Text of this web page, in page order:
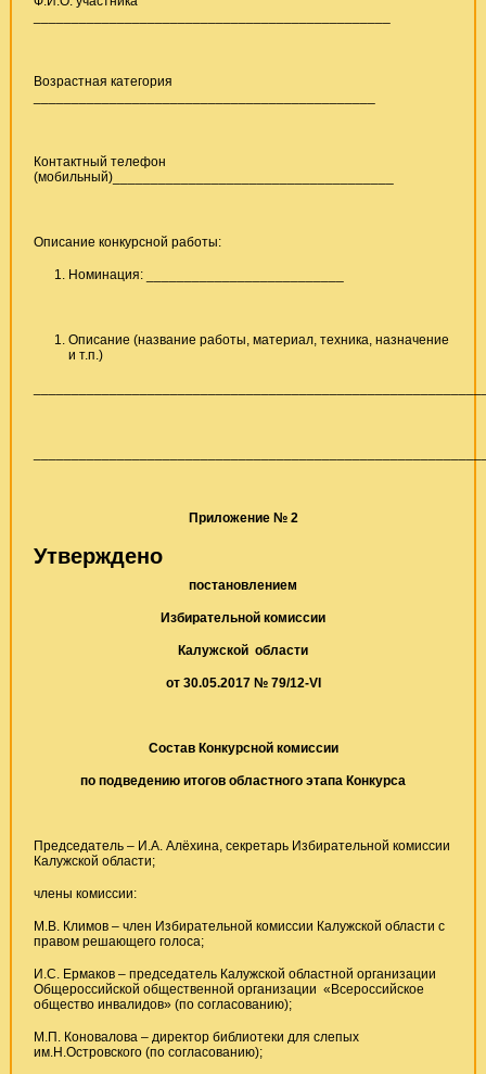
Возрастная категория
Контактный телефон
(мобильный)_____________________________________
Описание конкурсной работы:
Номинация: __________________________
Описание (название работы, материал, техника, назначение
и т.п.)
Приложение № 2
Утверждено
постановлением
Избирательной комиссии
Калужской области
от 30.05.2017 № 79/12-VI
Состав Конкурсной комиссии
по подведению итогов областного этапа Конкурса
Председатель – И.А. Алёхина, секретарь Избирательной комиссии
Калужской области;
члены комиссии:
М.В. Климов – член Избирательной комиссии Калужской области с
правом решающего голоса;
И.С. Ермаков – председатель Калужской областной организации
Общероссийской общественной организации «Всероссийское
общество инвалидов» (по согласованию);
М.П. Коновалова – директор библиотеки для слепых
им.Н.Островского (по согласованию);